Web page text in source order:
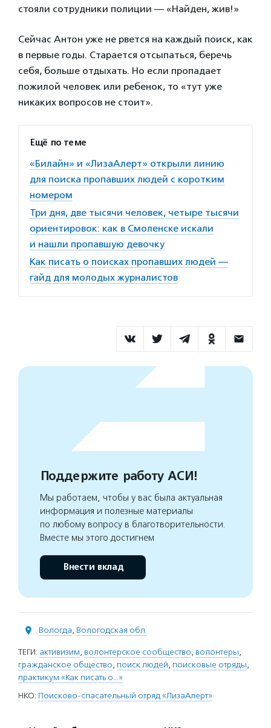
стояли сотрудники полиции — «Найден, жив!»
Сейчас Антон уже не рвется на каждый поиск, как
в первые годы. Старается отсыпаться, беречь
себя, больше отдыхать. Но если пропадает
пожилой человек или ребенок, то «тут уже
никаких вопросов не стоит».
Ещё по теме
«Билайн» и «ЛизаАлерт» открыли линию
для поиска пропавших людей с коротким
номером
Три дня, две тысячи человек, четыре тысячи
ориентировок: как в Смоленске искали
и нашли пропавшую девочку
Как писать о поисках пропавших людей —
гайд для молодых журналистов
Поддержите работу АСИ!
Мы работаем, чтобы у вас была актуальная
информация и полезные материалы
по любому вопросу в благотворительности.
Вместе мы этого достигнем
Внести вклад
Вологда, Вологодская обл.
ТЕГИ: активизим, волонтерское сообщество, волонтеры,
гражданское общество, поиск людей, поисковые отряды,
практикум «Как писать о…»
НКО: Поисково-спасательный отряд «ЛизаАлерт»